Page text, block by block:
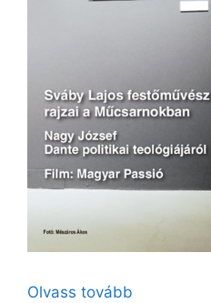
Olvass tovább